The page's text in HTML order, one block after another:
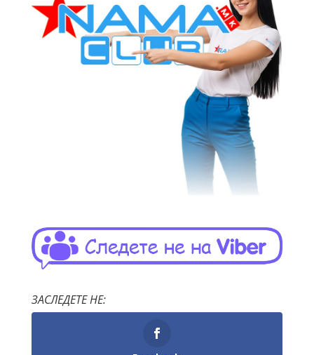
ЗАСЛЕДЕТЕ НЕ: